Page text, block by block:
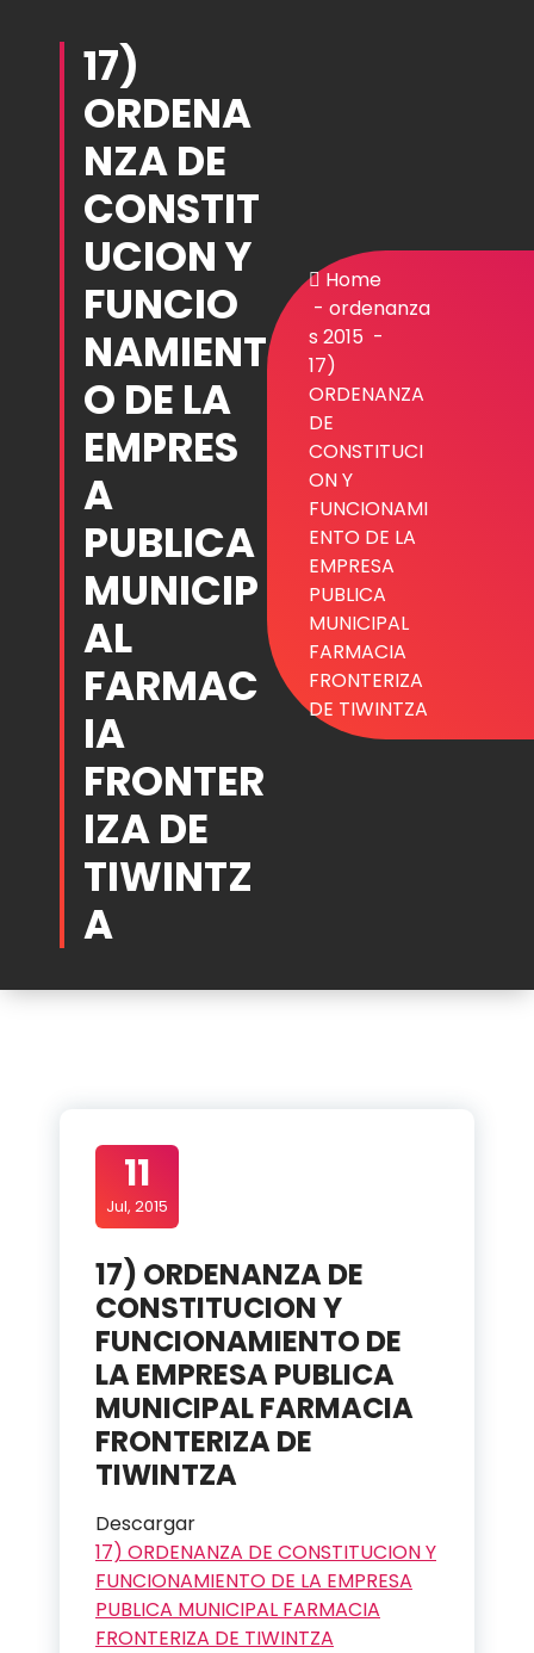
17)
ORDENA
NZA DE
CONSTIT
UCION Y
FUNCIO
NAMIENT
O DE LA
EMPRES
A
PUBLICA
MUNICIP
AL
FARMAC
IA
FRONTER
IZA DE
TIWINTZ
A
Home
- ordenanza
s 2015 -
17)
ORDENANZA
DE
CONSTITUCI
ON Y
FUNCIONAMI
ENTO DE LA
EMPRESA
PUBLICA
MUNICIPAL
FARMACIA
FRONTERIZA
DE TIWINTZA
11
Jul, 2015
17) ORDENANZA DE
CONSTITUCION Y
FUNCIONAMIENTO DE
LA EMPRESA PUBLICA
MUNICIPAL FARMACIA
FRONTERIZA DE
TIWINTZA
Descargar
17) ORDENANZA DE CONSTITUCION Y
FUNCIONAMIENTO DE LA EMPRESA
PUBLICA MUNICIPAL FARMACIA
FRONTERIZA DE TIWINTZA